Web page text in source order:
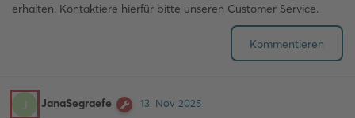
erhalten. Kontaktiere hierfür bitte unseren Customer Service.
Kommentieren
J JanaSegraefe 13. Nov 2025